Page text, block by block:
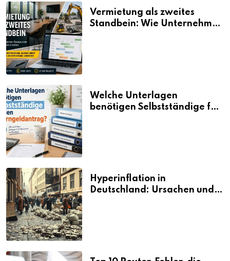
Vermietung als zweites
Standbein: Wie Unternehmen
Welche Unterlagen
benötigen Selbstständige für
Hyperinflation in
Deutschland: Ursachen und